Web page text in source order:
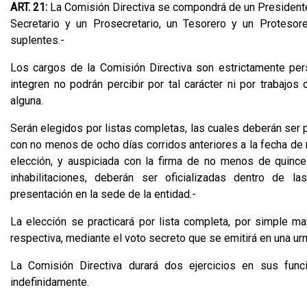
ART. 21: La Comisión Directiva se compondrá de un
Secretario y un Prosecretario, un Tesorero y un
suplentes.-
Los cargos de la Comisión Directiva son estrictamente
integren no podrán percibir por tal carácter ni por
alguna.
Serán elegidos por listas completas, las cuales deberán ser
con no menos de ocho días corridos anteriores a la fecha
elección, y auspiciada con la firma de no menos de
inhabilitaciones, deberán ser oficializadas dentro de
presentación en la sede de la entidad.-
La elección se practicará por lista completa, por simple
respectiva, mediante el voto secreto que se emitirá en una
La Comisión Directiva durará dos ejercicios en sus
indefinidamente.